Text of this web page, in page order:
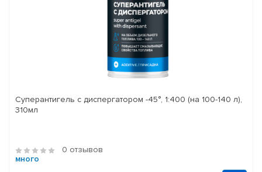
Суперантигель с диспергатором -45°, 1:400 (на 100-140 л),
310мл
0 отзывов
много